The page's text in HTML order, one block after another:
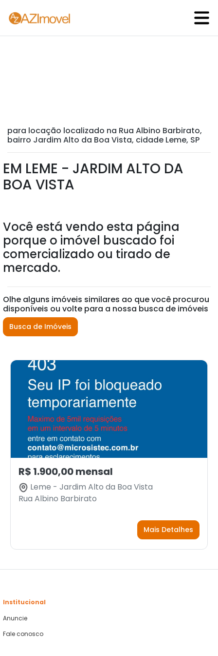
para locação localizado na Rua Albino Barbirato,
bairro Jardim Alto da Boa Vista, cidade Leme, SP
EM LEME - JARDIM ALTO DA
BOA VISTA
Você está vendo esta página
porque o imóvel buscado foi
comercializado ou tirado de
mercado.
Olhe alguns imóveis similares ao que você procurou
disponíveis ou volte para a nossa busca de imóveis
Busca de Imóveis
R$ 1.900,00 mensal
Leme - Jardim Alto da Boa Vista
Rua Albino Barbirato
Mais Detalhes
Institucional
Anuncie
Fale conosco